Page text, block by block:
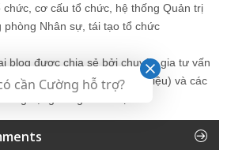
chức, cơ cấu tổ chức, hệ thống Quản trị
phòng Nhân sự, tái tạo tổ chức
blog được chia sẻ bởi chuyên gia tư vấn
Nguyễn Hùng Cường (giới thiệu) và các
cộng đồng Nhân sự.
cần Cường hỗ trợ?